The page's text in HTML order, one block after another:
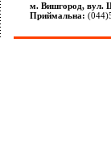
м. Вишгород, вул.
Приймальна: